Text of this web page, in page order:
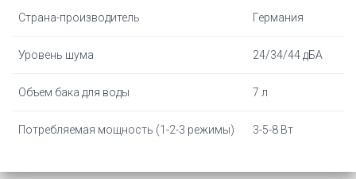
Страна-производитель Германия
Уровень шума 24/34/44 дБА
Объем бака для воды 7 л
Потребляемая мощность (1-2-3 режимы) 3-5-8 Вт